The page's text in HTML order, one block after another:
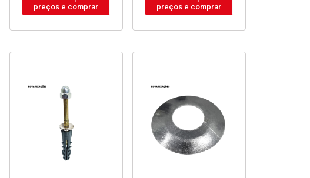
preços e comprar
preços e comprar